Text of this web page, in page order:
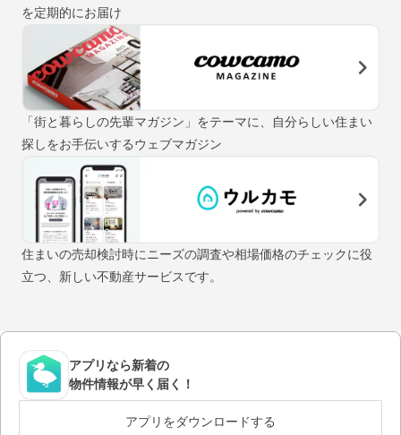
を定期的にお届け
「街と暮らしの先輩マガジン」をテーマに、自分らしい住まい
探しをお手伝いするウェブマガジン
住まいの売却検討時にニーズの調査や相場価格のチェックに役
立つ、新しい不動産サービスです。
アプリなら新着の
物件情報が早く届く！
アプリをダウンロードする